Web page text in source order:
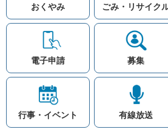
知りたい情報を検索
注目ワード
公共交通
入札
高齢者福祉 補助金
おくやみ ごみ・リサイク
電子申請 募集
行事・イベント 有線放送
お問い合わせ
このホームページ
著
プライバシーポリシー
© Village Hara